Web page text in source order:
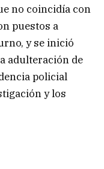
no coincidía con
puestos a
y se inició
adulteración de
policial
y los